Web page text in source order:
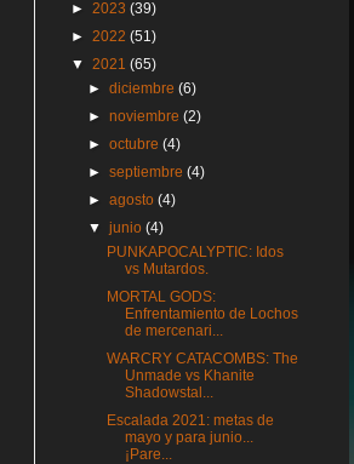
► 2023 (39)
► 2022 (51)
▼ 2021 (65)
►diciembre(6)
►noviembre(2)
►octubre(4)
►septiembre(4)
►agosto(4)
▼junio(4)
PUNKAPOCALYPTIC: Idos
vs Mutardos.
MORTAL GODS:
Enfrentamiento de Lochos
de mercenari...
WARCRY CATACOMBS: The
Unmade vs Khanite
Shadowstal...
Escalada 2021: metas de
mayo y para junio...
¡Pare...